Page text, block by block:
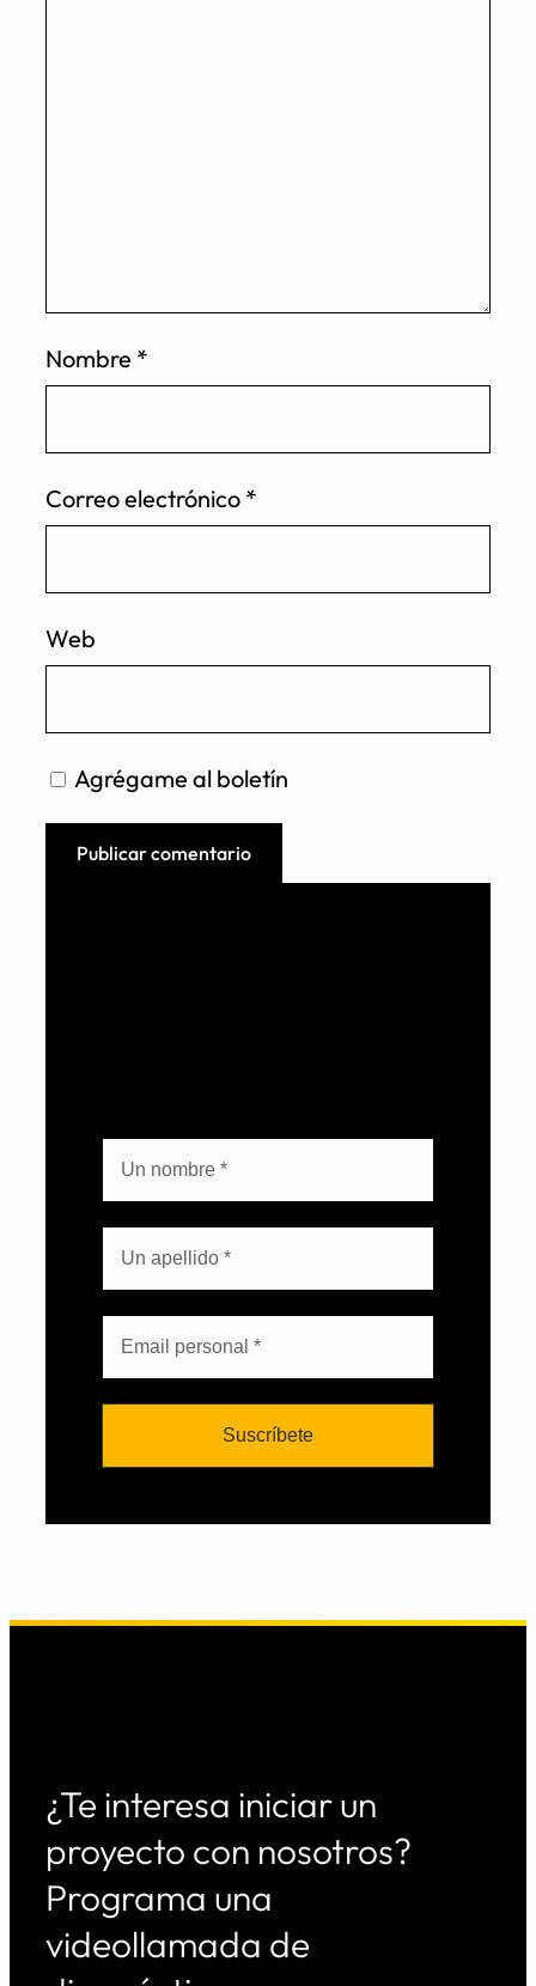
Nombre *
Correo electrónico *
Web
Agrégame al boletín
¿Te interesa iniciar un
proyecto con nosotros?
Programa una
videollamada de